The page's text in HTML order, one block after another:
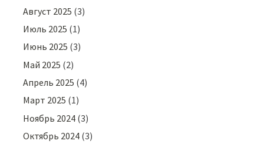
Август 2025 (3)
Июль 2025 (1)
Июнь 2025 (3)
Май 2025 (2)
Апрель 2025 (4)
Март 2025 (1)
Ноябрь 2024 (3)
Октябрь 2024 (3)